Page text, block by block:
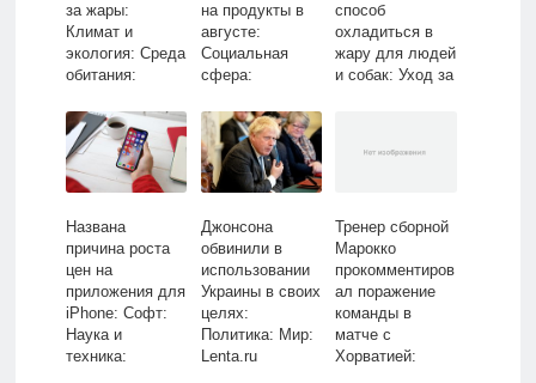
за жары:
Климат и
экология: Среда
обитания:
на продукты в
августе:
Социальная
сфера:
Lenta.ru
способ
охладиться в
жару для людей
и собак: Уход за
Названа
причина роста
цен на
приложения для
iPhone: Софт:
Наука и
техника:
Джонсона
обвинили в
использовании
Украины в своих
целях:
Политика: Мир:
Lenta.ru
Тренер сборной
Марокко
прокомментиров
ал поражение
команды в
матче с
Хорватией: